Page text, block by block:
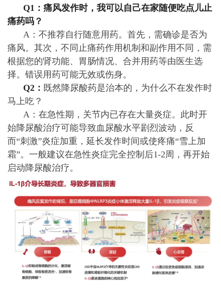
Q1：痛风发作时，我可以自己在家随便吃点儿止
痛药吗？
A：不推荐自行随意用药。首先，需确诊是否为
痛风。其次，不同止痛药作用机制和副作用不同，需
根据您的肾功能、胃肠情况、合并用药等由医生选
择。错误用药可能无效或伤身。
Q2： 既然降尿酸药是治本的，为什么不在发作时
马上吃？
A：在急性期，关节内已存在大量炎症。此时开
始降尿酸治疗可能导致血尿酸水平剧烈波动，反
而“刺激”炎症加重，延长发作时间或使疼痛“雪上加
霜”。一般建议在急性炎症完全控制后1-2周，再开始
启动降尿酸治疗。